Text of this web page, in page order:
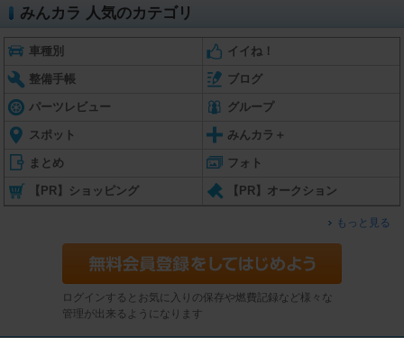
みんカラ 人気のカテゴリ
車種別 イイね！
整備手帳 ブログ
パーツレビュー グループ
スポット みんカラ＋
まとめ フォト
【PR】ショッピング 【PR】オークション
もっと見る
ログインするとお気に入りの保存や燃費記録など様々な
管理が出来るようになります